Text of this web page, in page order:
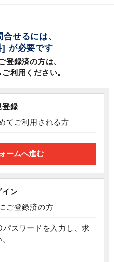
せるには、
] が必要です
登録済の方は、
利用ください。
登録
てご利用される方
イン
ご登録済の方
スワードを入力し、求